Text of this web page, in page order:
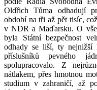
Oldřich Tůma odhadují
období na tři až pět tisíc,
v NDR a Maďarsku. O
byla Státní bezpečnost
odhady se liší, ty nejnižší
příslušníků pevného
spolupracovalo. Z
nátlakem, přes hmotnou
studium v zahraničí, až